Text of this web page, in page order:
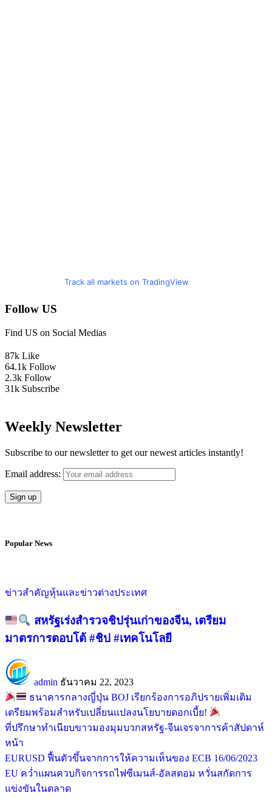
Track all markets on TradingView
Follow US
Find US on Social Medias
87k Like
64.1k Follow
2.3k Follow
31k Subscribe
Weekly Newsletter
Subscribe to our newsletter to get our newest articles instantly!
Email address:
Popular News
ข่าวสำคัญหุ้นและข่าวต่างประเทศ
สหรัฐเร่งสำรวจชิปรุ่นเก่าของจีน, เตรียม
มาตรการตอบโต้ #ชิป #เทคโนโลยี
admin ธันวาคม 22, 2023
ธนาคารกลางญี่ปุ่น BOJ เรียกร้องการอภิปรายเพิ่มเติม
เตรียมพร้อมสำหรับเปลี่ยนแปลงนโยบายดอกเบี้ย!
ที่ปรึกษาทำเนียบขาวมองมุมบวกสหรัฐ-จีนเจรจาการค้าสัปดาห์
หน้า
EURUSD ฟื้นตัวขึ้นจากการให้ความเห็นของ ECB 16/06/2023
EU คว่ำแผนควบกิจการรถไฟซีเมนส์-อัลสตอม หวั่นสกัดการ
แข่งขันในตลาด